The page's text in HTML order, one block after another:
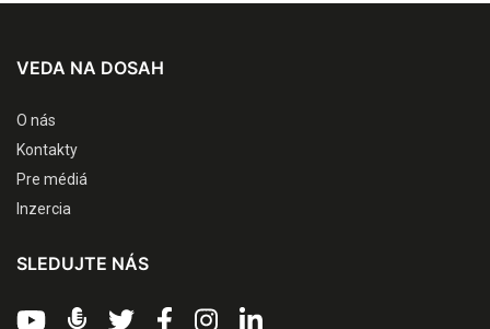
VEDA NA DOSAH
O nás
Kontakty
Pre médiá
Inzercia
SLEDUJTE NÁS